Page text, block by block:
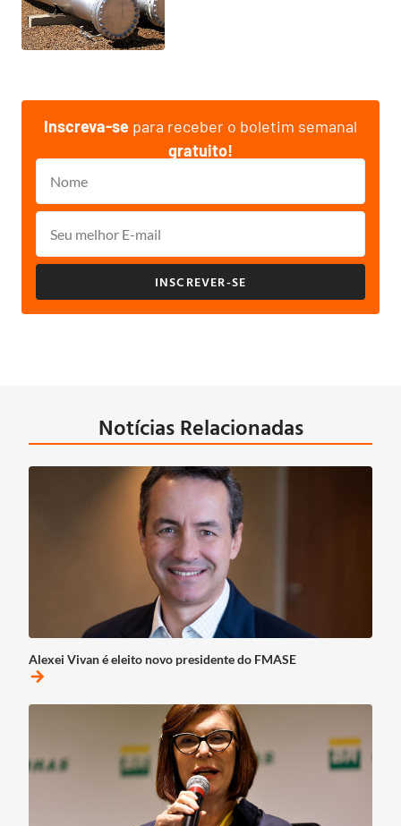
Inscreva-se para receber o boletim semanal
gratuito!
INSCREVER-SE
Notícias Relacionadas
Alexei Vivan é eleito novo presidente do FMASE
arrow_forward